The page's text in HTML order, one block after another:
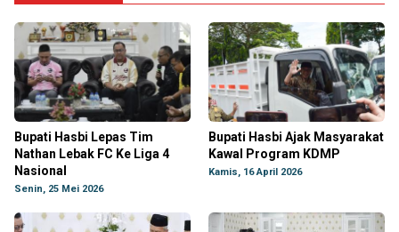
Bupati Hasbi Lepas Tim
Nathan Lebak FC Ke Liga 4
Nasional
Senin, 25 Mei 2026
Bupati Hasbi Ajak Masyarakat
Kawal Program KDMP
Kamis, 16 April 2026